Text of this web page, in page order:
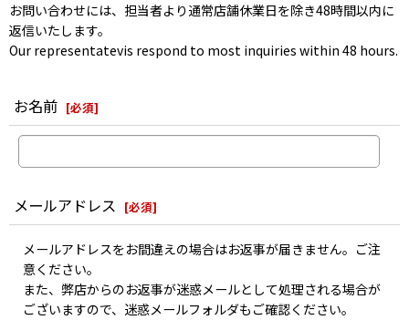
お問い合わせには、担当者より通常店舗休業日を除き48時間以内に
返信いたします。
Our representatevis respond to most inquiries within 48 hours.
お名前 [必須]
メールアドレス [必須]
メールアドレスをお間違えの場合はお返事が届きません。ご注
意ください。
また、弊店からのお返事が迷惑メールとして処理される場合が
ございますので、迷惑メールフォルダもご確認ください。